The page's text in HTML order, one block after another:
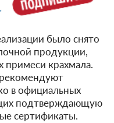
было снято
продукции,
примеси крахмала.
в официальных
подтверждающую
сертификаты.